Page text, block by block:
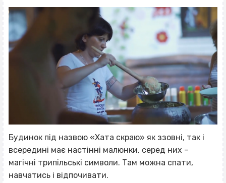
Будинок під назвою «Хата скраю» як ззовні, так і
всередині має настінні малюнки, серед них –
магічні трипільські символи. Там можна спати,
навчатись і відпочивати.